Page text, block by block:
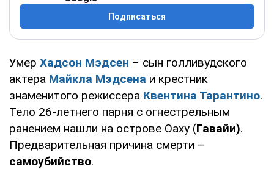
Подписаться
Умер Хадсон Мэдсен – сын голливудского
актера Майкла Мэдсена и крестник
знаменитого режиссера Квентина Тарантино.
Тело 26-летнего парня с огнестрельным
ранением нашли на острове Оаху (Гавайи).
Предварительная причина смерти –
самоубийство.